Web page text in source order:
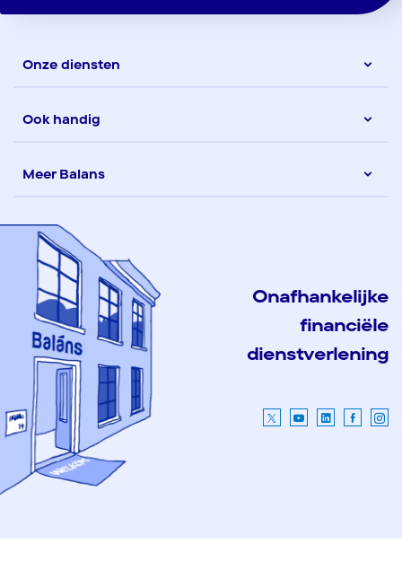
Onze diensten
Ook handig
Meer Balans
Onafhankelijke
financiële
dienstverlening